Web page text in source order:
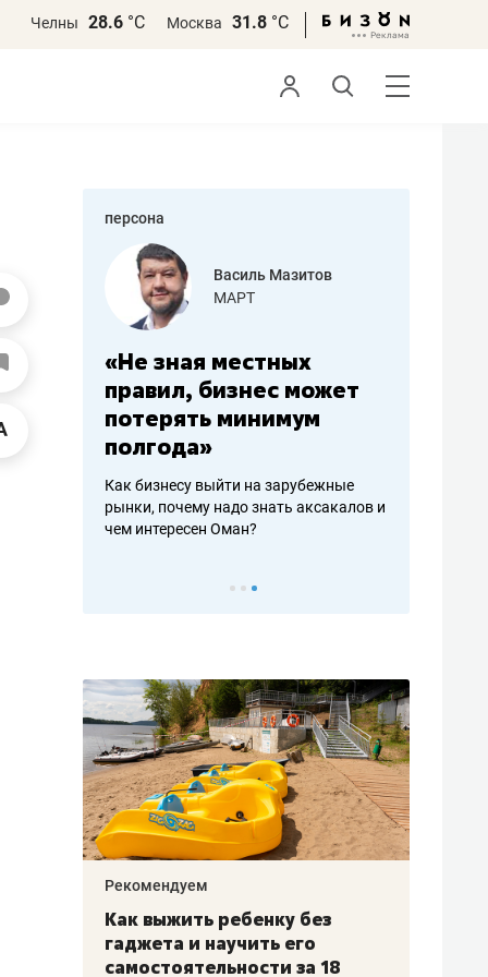
Челны 28.6 °С Москва 31.8 °С
персона
работа
Василь Мазитов
МАРТ
«Не зная местных
правил, бизнес может
потерять минимум
полгода»
Как бизнесу выйти на зарубежные
рынки, почему надо знать аксакалов и
чем интересен Оман?
Рекомендуем
Как выжить ребенку без
гаджета и научить его
самостоятельности за 18